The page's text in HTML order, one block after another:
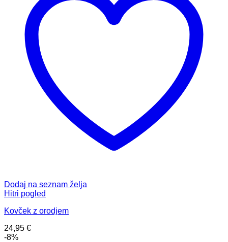
Dodaj na seznam želja
Hitri pogled
Kovček z orodjem
24,95 €
-8%